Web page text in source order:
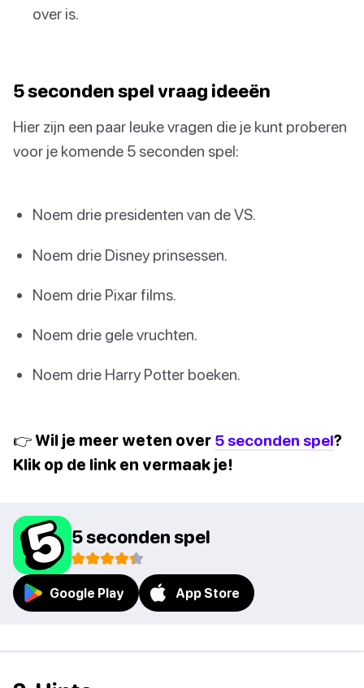
over is.
5 seconden spel vraag ideeën
Hier zijn een paar leuke vragen die je kunt proberen
voor je komende 5 seconden spel:
Noem drie presidenten van de VS.
Noem drie Disney prinsessen.
Noem drie Pixar films.
Noem drie gele vruchten.
Noem drie Harry Potter boeken.
👉 Wil je meer weten over 5 seconden spel?
Klik op de link en vermaak je!
5 seconden spel
Google Play App Store